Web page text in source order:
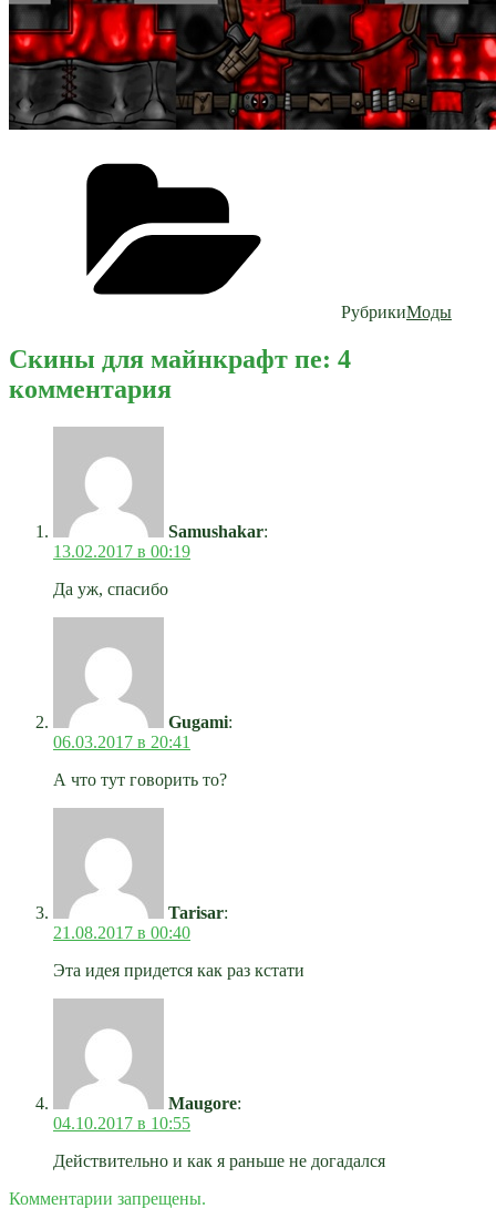
РубрикиМоды
Скины для майнкрафт пе: 4
комментария
Samushakar:
13.02.2017 в 00:19
Да уж, спасибо
Gugami:
06.03.2017 в 20:41
А что тут говорить то?
Tarisar:
21.08.2017 в 00:40
Эта идея придется как раз кстати
Maugore:
04.10.2017 в 10:55
Действительно и как я раньше не догадался
Комментарии запрещены.